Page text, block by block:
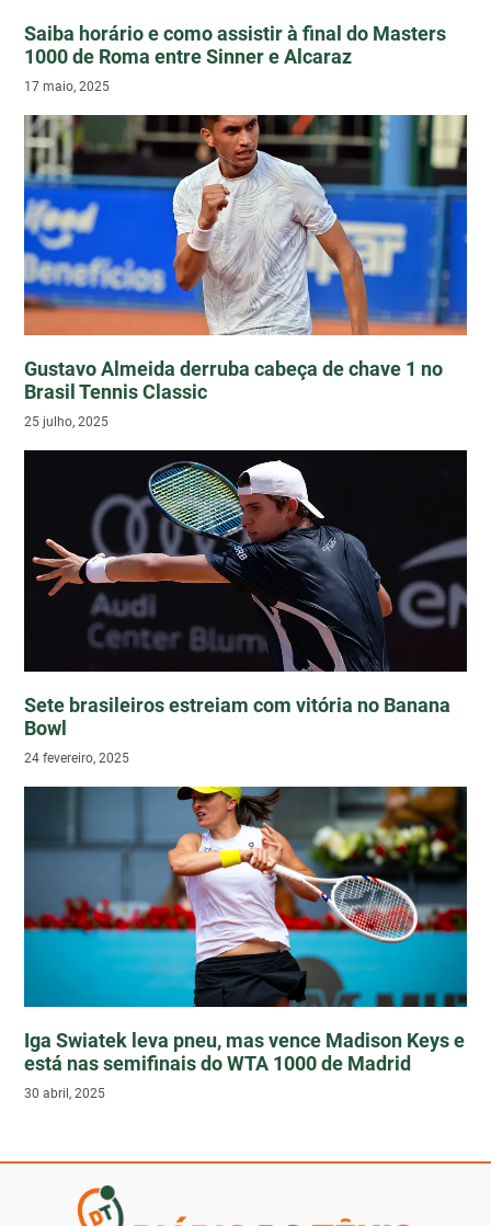
Saiba horário e como assistir à final do Masters
1000 de Roma entre Sinner e Alcaraz
17 maio, 2025
Gustavo Almeida derruba cabeça de chave 1 no
Brasil Tennis Classic
25 julho, 2025
Sete brasileiros estreiam com vitória no Banana
Bowl
24 fevereiro, 2025
Iga Swiatek leva pneu, mas vence Madison Keys e
está nas semifinais do WTA 1000 de Madrid
30 abril, 2025